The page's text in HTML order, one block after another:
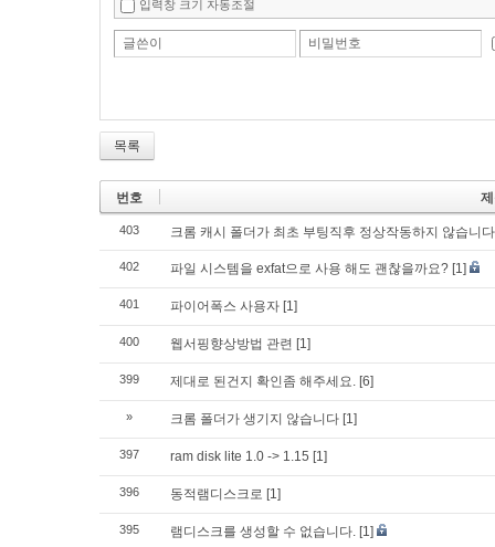
입력창 크기 자동조절
글쓴이 비밀번호
목록
번호
403 크롬 캐시 폴더가 최초 부팅직후 정상작동하지 않습니
402 파일 시스템을 exfat으로 사용 해도 괜찮을까요? [1]
401 파이어폭스 사용자 [1]
400 웹서핑향상방법 관련 [1]
399 제대로 된건지 확인좀 해주세요. [6]
» 크롬 폴더가 생기지 않습니다 [1]
397 ram disk lite 1.0 -> 1.15 [1]
396 동적램디스크로 [1]
395 램디스크를 생성할 수 없습니다. [1]